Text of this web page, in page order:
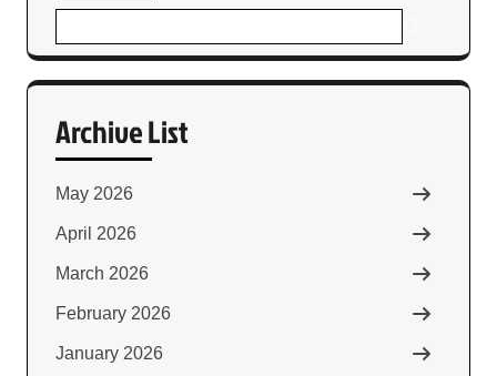
Archive List
May 2026
April 2026
March 2026
February 2026
January 2026